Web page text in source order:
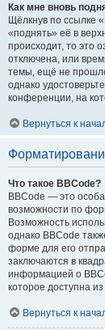
Как мне вновь
Щёлкнув по ссылке
«поднять» её в
происходит, то это
отключена, или
темы, ещё не
однако
конференции, на
Вернуться к
Что такое BBCode?
BBCode — это
возможности по
Возможность
однако BBCode
форме для его
заключаются в
информацией о
которое доступна
Вернуться к